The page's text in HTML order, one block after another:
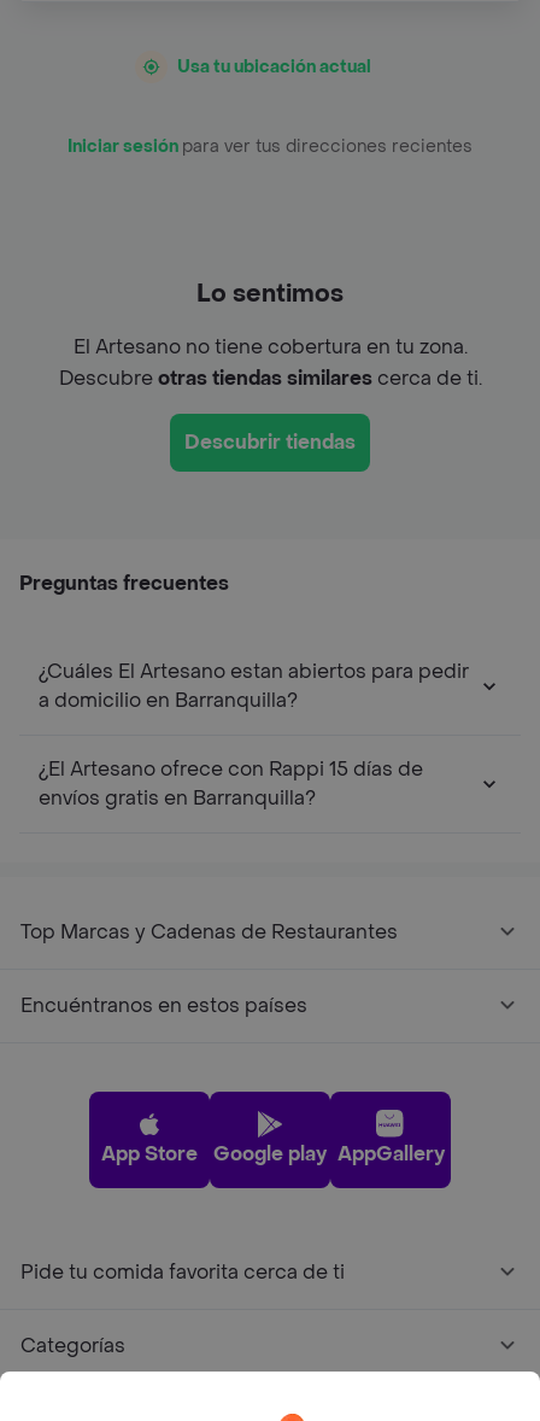
Usa tu ubicación actual
Iniciar sesión para ver tus direcciones recientes
Lo sentimos
El Artesano no tiene cobertura en tu zona.
Descubreotras tiendas similarescerca de ti.
Descubrir tiendas
Preguntas frecuentes
¿Cuáles El Artesano estan abiertos para pedir
a domicilio en Barranquilla?
¿El Artesano ofrece con Rappi 15 días de
envíos gratis en Barranquilla?
Top Marcas y Cadenas de Restaurantes
Encuéntranos en estos países
App Store Google play AppGallery
Pide tu comida favorita cerca de ti
Categorías